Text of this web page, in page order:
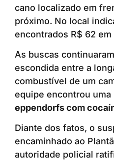
cano localizado em
próximo. No local
encontrados R$ 62
As buscas
escondida entre a
combustível de um
equipe encontrou uma
eppendorfs com
Diante dos fatos, o
encaminhado ao
autoridade policial